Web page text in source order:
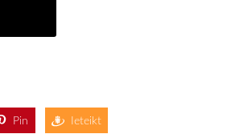
Pin Ieteikt